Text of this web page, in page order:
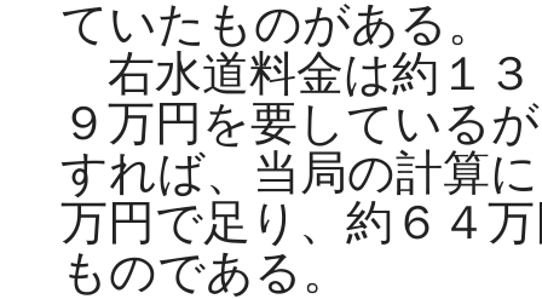
ていたものがある。
右水道料金は約１３
９万円を要している
すれば、当局の計算
万円で足り、約６４
ものである。